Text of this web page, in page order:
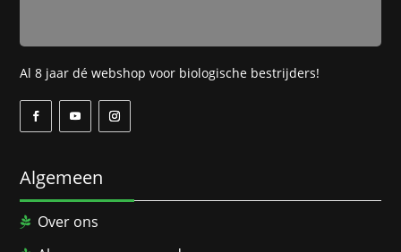
Al 8 jaar dé webshop voor biologische bestrijders!
Algemeen
Over ons